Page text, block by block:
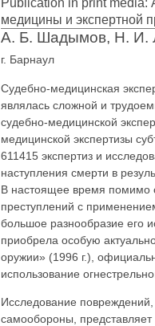
медицины и экспертной
А. Б. Шадымов, Н. И.
г. Барнаул
Судебно-медицинская
являлась сложной и
судебно-медицинской
медицинской экспертизы
611415 экспертиз и
наступления смерти в
В настоящее время помимо
преступлений с
большое разнообразие его
приобрела особую
оружии» (1996 г.),
использование
Исследование
самообороны,